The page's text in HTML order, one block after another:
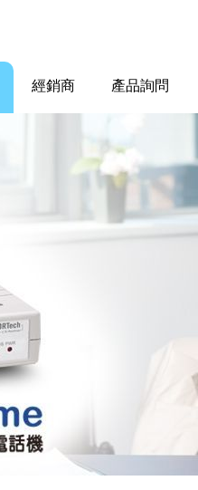
經銷商 產品詢問